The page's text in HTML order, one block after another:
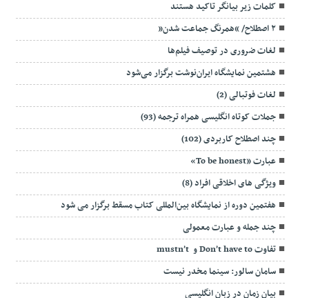
کلمات زیر بیانگر تاکید هستند
۲ اصطلاح/ “همرنگ جماعت شدن”
لغات ضروری در توصیف فیلم‌ها
هشتمین نمایشگاه ایران‌نوشت برگزار می‌شود
لغات فوتبالی (2)
جملات کوتاه انگلیسی همراه ترجمه (93)
چند اصطلاح کاربردی (102)
عبارت «To be honest»
ویژگی های اخلاقی افراد (8)
هفتمین دوره از نمایشگاه بین‌المللی کتاب مسقط برگزار می شود
چند جمله و عبارت معمولی
تفاوت Don’t have to و mustn’t
سامان سالور: سینما مخدر نیست
بیان زمان در زبان انگلیسی